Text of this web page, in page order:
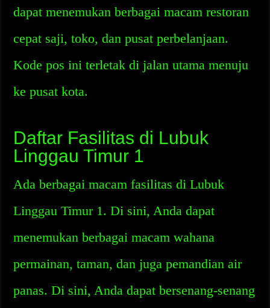
dapat menemukan berbagai macam restoran
cepat saji, toko, dan pusat perbelanjaan.
Kode pos ini terletak di jalan utama menuju
ke pusat kota.
Daftar Fasilitas di Lubuk
Linggau Timur 1
Ada berbagai macam fasilitas di Lubuk
Linggau Timur 1. Di sini, Anda dapat
menemukan berbagai macam wahana
permainan, taman, dan juga pemandian air
panas. Di sini, Anda dapat bersenang-senang